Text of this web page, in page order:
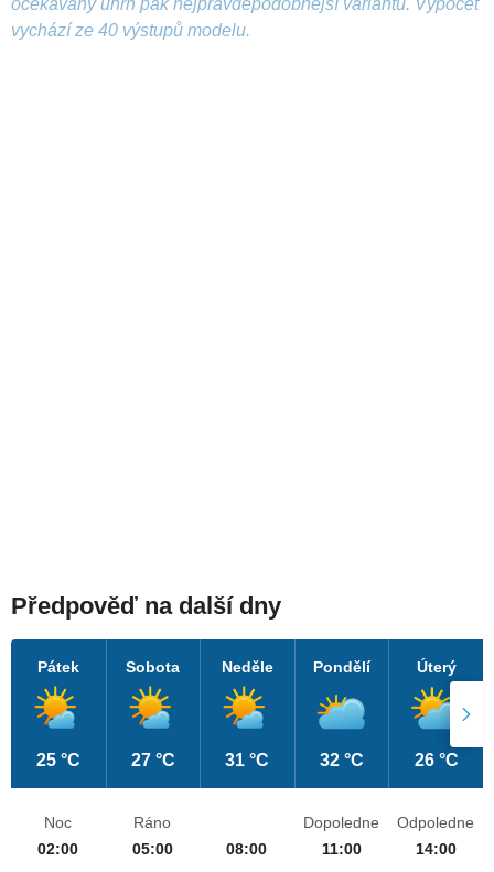
očekávaný úhrn pak nejpravděpodobnější variantu. Výpočet
vychází ze 40 výstupů modelu.
Předpověď na další dny
Pátek
25 °C
Sobota
27 °C
Neděle
31 °C
Pondělí
32 °C
Úterý
26 °C
Noc
02:00
Ráno
05:00
08:00
Dopoledne
11:00
Odpoledne
14:00